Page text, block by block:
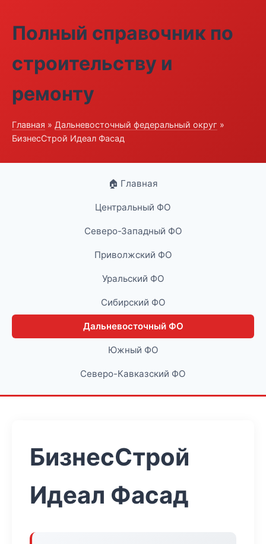
Полный справочник по
строительству и
ремонту
Главная » Дальневосточный федеральный округ »
БизнесСтрой Идеал Фасад
🏠 Главная
Центральный ФО
Северо-Западный ФО
Приволжский ФО
Уральский ФО
Сибирский ФО
Дальневосточный ФО
Южный ФО
Северо-Кавказский ФО
БизнесСтрой
Идеал Фасад